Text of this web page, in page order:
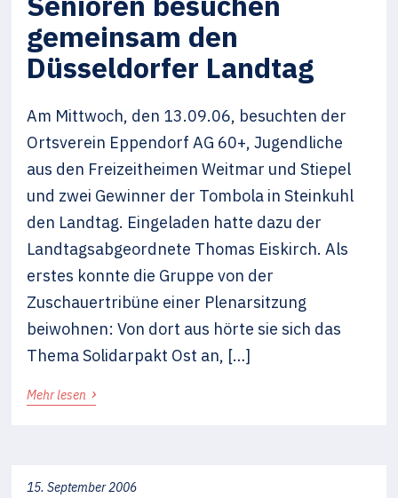
gemeinsam den
Düsseldorfer Landtag
Am Mittwoch, den 13.09.06, besuchten der
Ortsverein Eppendorf AG 60+, Jugendliche
aus den Freizeitheimen Weitmar und Stiepel
und zwei Gewinner der Tombola in Steinkuhl
den Landtag. Eingeladen hatte dazu der
Landtagsabgeordnete Thomas Eiskirch. Als
erstes konnte die Gruppe von der
Zuschauertribüne einer Plenarsitzung
beiwohnen: Von dort aus hörte sie sich das
Thema Solidarpakt Ost an, […]
Mehr lesen ›
15. September 2006